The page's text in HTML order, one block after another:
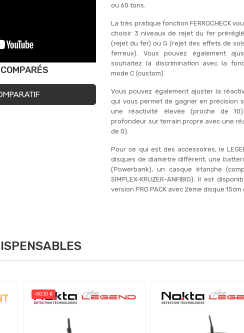
ou 60 tons.
La très pratique fonction FERROCHECK
choisir 3 niveaux de rejet du fer
(rejet du fer) ou G (rejet des effets de
ferreux). Vous pouvez également
souhaitez la discrimination avec la
mode C (custom).
Vous pouvez également ajuster la
qui vous permet de gagner en précision
une réactivité élevée (proche de
profondeur sur terrain propre avec une
de 0).
Pour ce qui est des accessoires, le
disques de diamètre différent, une
(Powerbank), un casque étanche
SIMPLEX-KRUZER-ANFIBIO). Il est
version PRO PACK avec 2ème disque
-50,10 €